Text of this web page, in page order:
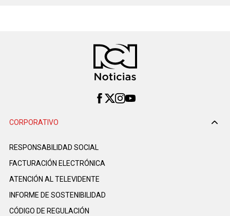
CORPORATIVO
RESPONSABILIDAD SOCIAL
FACTURACIÓN ELECTRÓNICA
ATENCIÓN AL TELEVIDENTE
INFORME DE SOSTENIBILIDAD
CÓDIGO DE REGULACIÓN